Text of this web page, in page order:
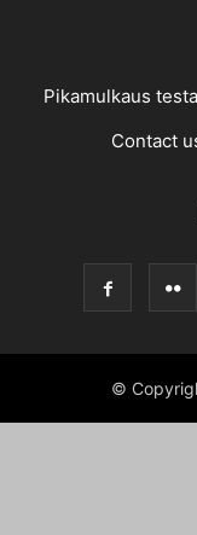
Pikamulkaus
Contact
©